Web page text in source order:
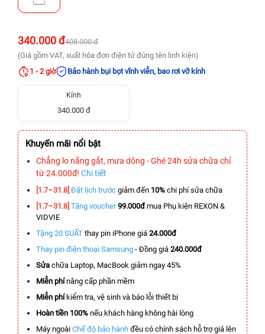
340.000 đ408.000 đ
(Giá gồm VAT, xuất hóa đơn điện tử đúng tên linh kiện)
1 - 2 giờ
Bảo hành bụi bọt vĩnh viễn, bao rơi vỡ kính
Kính
340.000 đ
Khuyến mãi nổi bật
Chẳng lo nắng gắt, mưa dông - Ghé 24h sửa chữa chỉ
từ 24.000đ! Chi tiết
[1.7–31.8] Đặt lịch trước giảm đến 10% chi phí sửa chữa
[1.7–31.8] Tặng voucher 99.000đmua Phụ kiện REXON &
VIDVIE
Tặng 20 SUẤT thay pin iPhone giá 24.000đ
Thay pin điện thoại Samsung - Đồng giá 240.000đ
Sửa chữa Laptop, MacBook giảm ngay 45%
Miễn phínâng cấp phần mềm
Miễn phíkiểm tra, vệ sinh và báo lỗi thiết bị
Hoàn tiền 100% nếu khách hàng không hài lòng
Máy ngoài Chế độ bảo hành đều có chính sách hỗ trợ giá lên